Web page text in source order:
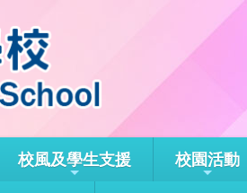
校風及學生支援 校園活動